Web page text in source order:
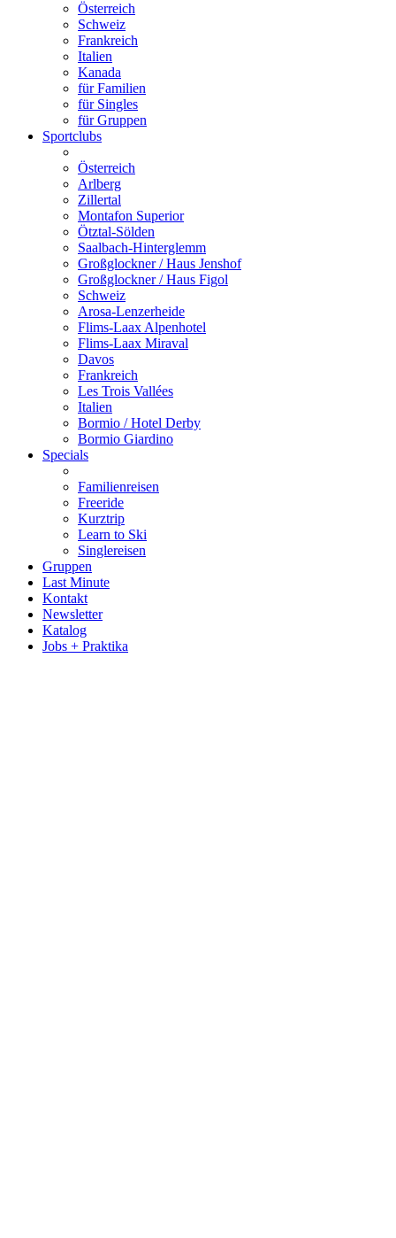
Österreich
Schweiz
Frankreich
Italien
Kanada
für Familien
für Singles
für Gruppen
Sportclubs
Österreich
Arlberg
Zillertal
Montafon Superior
Ötztal-Sölden
Saalbach-Hinterglemm
Großglockner / Haus Jenshof
Großglockner / Haus Figol
Schweiz
Arosa-Lenzerheide
Flims-Laax Alpenhotel
Flims-Laax Miraval
Davos
Frankreich
Les Trois Vallées
Italien
Bormio / Hotel Derby
Bormio Giardino
Specials
Familienreisen
Freeride
Kurztrip
Learn to Ski
Singlereisen
Gruppen
Last Minute
Kontakt
Newsletter
Katalog
Jobs + Praktika